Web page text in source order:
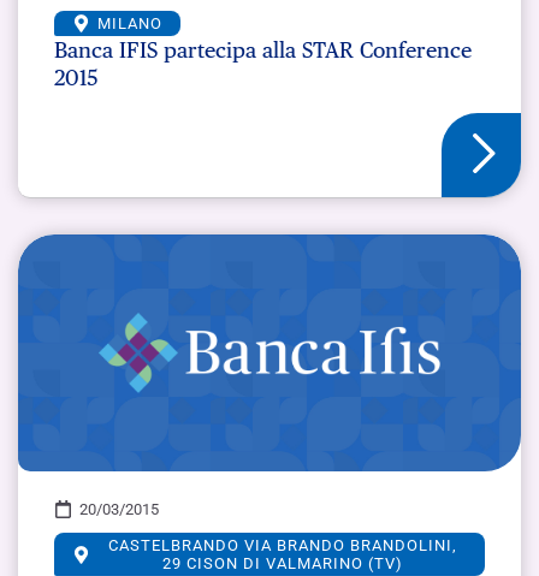
MILANO
Banca IFIS partecipa alla STAR Conference
2015
20/03/2015
CASTELBRANDO VIA BRANDO BRANDOLINI,
29 CISON DI VALMARINO (TV)